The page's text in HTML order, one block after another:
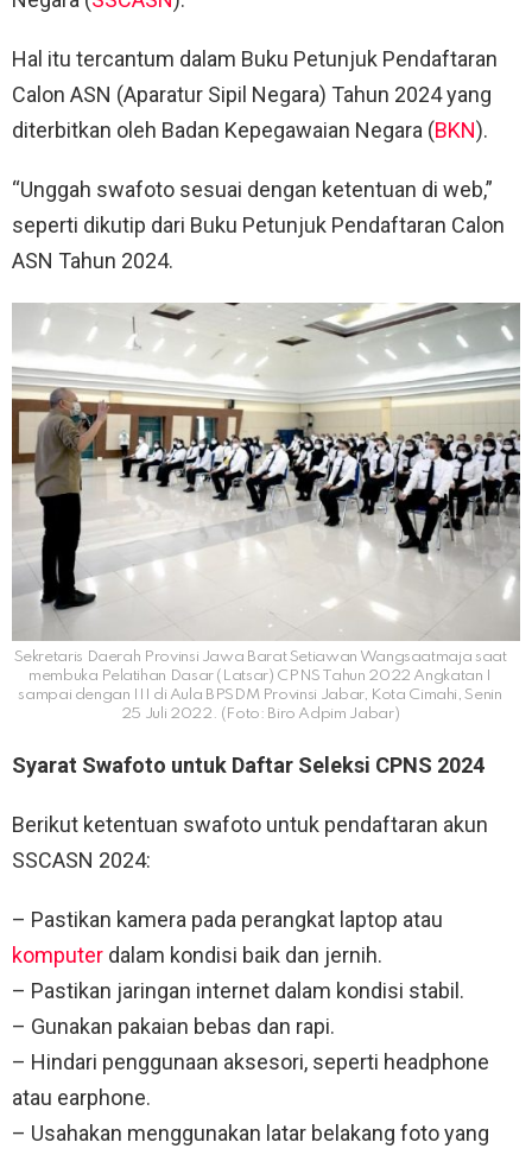
Hal itu tercantum dalam Buku Petunjuk Pendaftaran
Calon ASN (Aparatur Sipil Negara) Tahun 2024 yang
diterbitkan oleh Badan Kepegawaian Negara (BKN).
“Unggah swafoto sesuai dengan ketentuan di web,”
seperti dikutip dari Buku Petunjuk Pendaftaran Calon
ASN Tahun 2024.
Sekretaris Daerah Provinsi Jawa Barat Setiawan Wangsaatmaja saat
membuka Pelatihan Dasar (Latsar) CPNS Tahun 2022 Angkatan I
sampai dengan III di Aula BPSDM Provinsi Jabar, Kota Cimahi, Senin
25 Juli 2022. (Foto: Biro Adpim Jabar)
Syarat Swafoto untuk Daftar Seleksi CPNS 2024
Berikut ketentuan swafoto untuk pendaftaran akun
SSCASN 2024:
– Pastikan kamera pada perangkat laptop atau
komputer dalam kondisi baik dan jernih.
– Pastikan jaringan internet dalam kondisi stabil.
– Gunakan pakaian bebas dan rapi.
– Hindari penggunaan aksesori, seperti headphone
atau earphone.
– Usahakan menggunakan latar belakang foto yang